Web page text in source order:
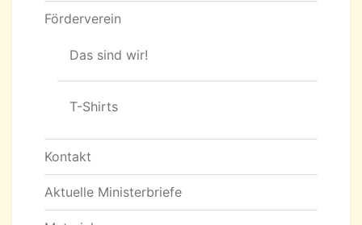
Förderverein
Das sind wir!
T-Shirts
Kontakt
Aktuelle Ministerbriefe